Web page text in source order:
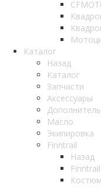
Каталог
Назад
Каталог
Запчасти
Аксессуары
Масло
Экипировка
Finntrail
Назад
Finntrail